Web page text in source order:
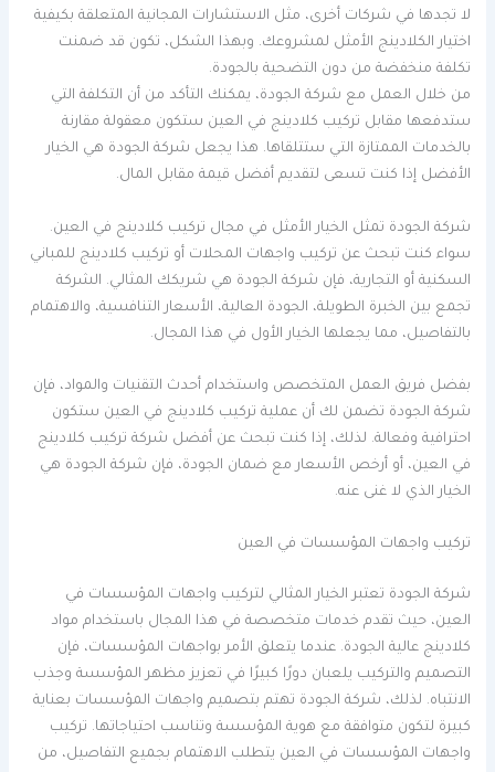
لا تجدها في شركات أخرى، مثل الاستشارات المجانية المتعلقة بكيفية
اختيار الكلادينج الأمثل لمشروعك. وبهذا الشكل، تكون قد ضمنت
تكلفة منخفضة من دون التضحية بالجودة.
من خلال العمل مع شركة الجودة، يمكنك التأكد من أن التكلفة التي
ستدفعها مقابل تركيب كلادينج في العين ستكون معقولة مقارنة
بالخدمات الممتازة التي ستتلقاها. هذا يجعل شركة الجودة هي الخيار
الأفضل إذا كنت تسعى لتقديم أفضل قيمة مقابل المال.
شركة الجودة تمثل الخيار الأمثل في مجال تركيب كلادينج في العين.
سواء كنت تبحث عن تركيب واجهات المحلات أو تركيب كلادينج للمباني
السكنية أو التجارية، فإن شركة الجودة هي شريكك المثالي. الشركة
تجمع بين الخبرة الطويلة، الجودة العالية، الأسعار التنافسية، والاهتمام
بالتفاصيل، مما يجعلها الخيار الأول في هذا المجال.
بفضل فريق العمل المتخصص واستخدام أحدث التقنيات والمواد، فإن
شركة الجودة تضمن لك أن عملية تركيب كلادينج في العين ستكون
احترافية وفعالة. لذلك، إذا كنت تبحث عن أفضل شركة تركيب كلادينج
في العين، أو أرخص الأسعار مع ضمان الجودة، فإن شركة الجودة هي
الخيار الذي لا غنى عنه.
تركيب واجهات المؤسسات في العين
شركة الجودة تعتبر الخيار المثالي لتركيب واجهات المؤسسات في
العين، حيث تقدم خدمات متخصصة في هذا المجال باستخدام مواد
كلادينج عالية الجودة. عندما يتعلق الأمر بواجهات المؤسسات، فإن
التصميم والتركيب يلعبان دورًا كبيرًا في تعزيز مظهر المؤسسة وجذب
الانتباه. لذلك، شركة الجودة تهتم بتصميم واجهات المؤسسات بعناية
كبيرة لتكون متوافقة مع هوية المؤسسة وتناسب احتياجاتها. تركيب
واجهات المؤسسات في العين يتطلب الاهتمام بجميع التفاصيل، من